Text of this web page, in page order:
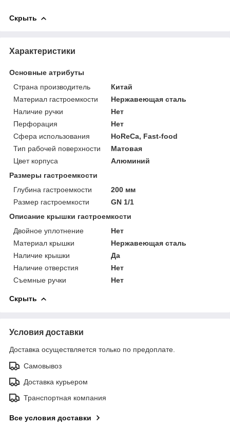
Скрыть
Характеристики
Основные атрибуты
Страна производитель
Китай
Материал гастроемкости
Нержавеющая сталь
Наличие ручки
Нет
Перфорация
Нет
Сфера использования
HoReCa, Fast-food
Тип рабочей поверхности
Матовая
Цвет корпуса
Алюминий
Размеры гастроемкости
Глубина гастроемкости
200 мм
Размер гастроемкости
GN 1/1
Описание крышки гастроемкости
Двойное уплотнение
Нет
Материал крышки
Нержавеющая сталь
Наличие крышки
Да
Наличие отверстия
Нет
Съемные ручки
Нет
Скрыть
Условия доставки
Доставка осуществляется только по предоплате.
Самовывоз
Доставка курьером
Транспортная компания
Все условия доставки